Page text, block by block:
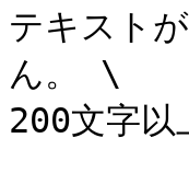
テキスト
ん。 \
200文字以